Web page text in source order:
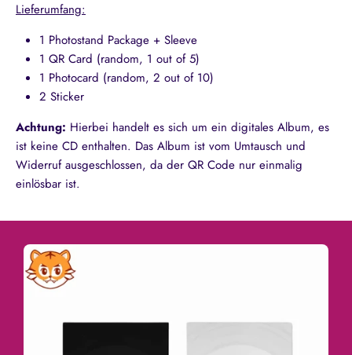
Lieferumfang:
1 Photostand Package + Sleeve
1 QR Card (random, 1 out of 5)
1 Photocard (random, 2 out of 10)
2 Sticker
Achtung: Hierbei handelt es sich um ein digitales Album, es
ist keine CD enthalten. Das Album ist vom Umtausch und
Widerruf ausgeschlossen, da der QR Code nur einmalig
einlösbar ist.